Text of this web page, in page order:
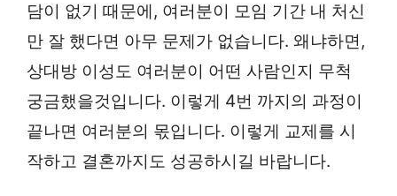
담이 없기 때문에, 여러분이 모임 기간 내 처신
만 잘 했다면 아무 문제가 없습니다. 왜냐하면,
상대방 이성도 여러분이 어떤 사람인지 무척
궁금했을것입니다. 이렇게 4번 까지의 과정이
끝나면 여러분의 몫입니다. 이렇게 교제를 시
작하고 결혼까지도 성공하시길 바랍니다.